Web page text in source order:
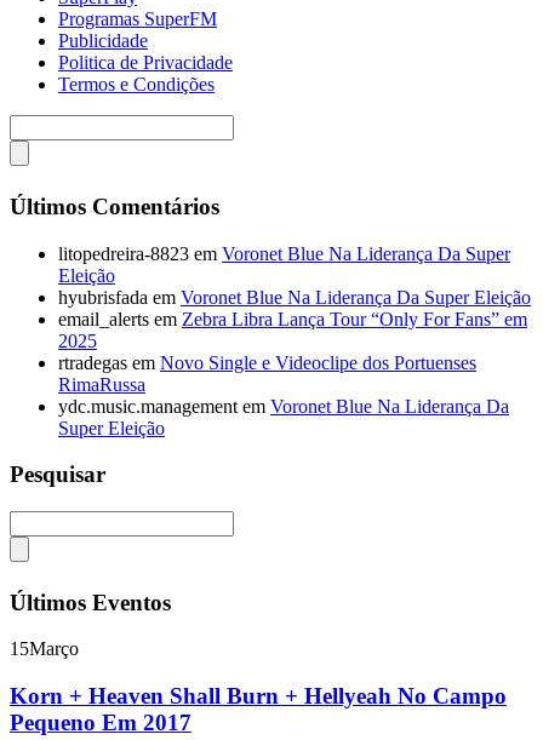
Programas SuperFM
Publicidade
Politica de Privacidade
Termos e Condições
Últimos Comentários
litopedreira-8823 em Voronet Blue Na Liderança Da Super
Eleição
hyubrisfada em Voronet Blue Na Liderança Da Super Eleição
email_alerts em Zebra Libra Lança Tour “Only For Fans” em
2025
rtradegas em Novo Single e Videoclipe dos Portuenses
RimaRussa
ydc.music.management em Voronet Blue Na Liderança Da
Super Eleição
Pesquisar
Últimos Eventos
15Março
Korn + Heaven Shall Burn + Hellyeah No Campo
Pequeno Em 2017